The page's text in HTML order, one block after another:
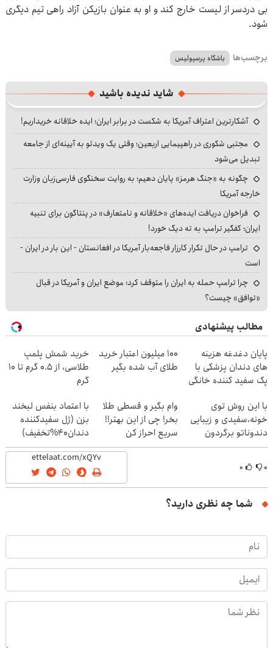
بی دردسر از لیست خارج کند و او به عنوان بازیکن آزاد راهی تیم دیگری
شود.
برچسب‌ها باشگاه پرسپولیس
شاید ندیده باشید
آشکارترین اعتراف آمریکا به شکست در برابر ایران؛ ایده خلاقانه خریداریم!
مجتبی شکوری در راهپیمایی اربعین؛ وقتی یک ویدئو به آیینه‌ای از جامعه
تبدیل می‌شود
چگونه به «جنگ هرمز» پایان دهیم؛ به روایت سخنگوی فارسی‌زبان وزارت
خارجه آمریکا
فراخوان دریافت ایده‌های «خلاقانه و نامتعارف» در پنتاگون برای تنبیه
ایران؛ کفگیر ترامپ به ته دیگ خورد!
ترامپ در حال تکرار کارزار فاجعه‌بار آمریکا در افغانستان - این بار در ایران -
است
چرا ترامپ حمله به ایران را متوقف کرد؛ موضع ایران و آمریکا در قبال
«توافق» چیست؟
مطالب پیشنهادی
پایان دغدغه هزینه
های دندان پزشکی با
پک سفید کننده خانگی
100 میلیون اعتبار خرید
طلای آب شده بگیر
خرید شمش پلمپ
طلاسی، از ۰.۵ گرم تا ۱۰
گرم
با این روش توی
خونه،سفیدی و زیبایی
دندوناتو برگردون
(40%off)
وام بگیر و قسطی طلا
بخر! چی از این بهتر!!
سریع احراز کن
با اعتماد بنفس لبخند
بزن (ژل سفیدکننده
دندان40%تخفیف)
۰ ۰
شما چه نظری دارید؟